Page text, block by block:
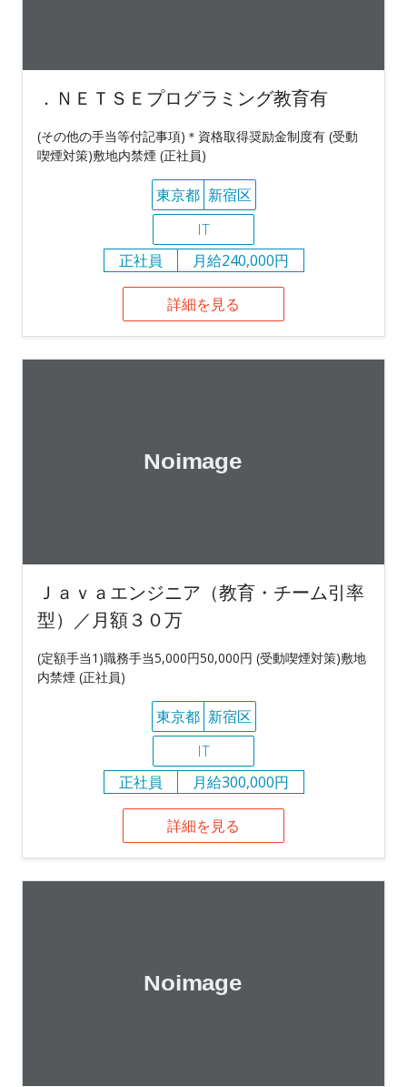
．ＮＥＴＳＥプログラミング教育有
(その他の手当等付記事項)＊資格取得奨励金制度有 (受動
喫煙対策)敷地内禁煙 (正社員)
東京都 新宿区
IT
正社員
月給240,000円
詳細を見る
Ｊａｖａエンジニア（教育・チーム引率
型）／月額３０万
(定額手当1)職務手当5,000円50,000円 (受動喫煙対策)敷地
内禁煙 (正社員)
東京都 新宿区
IT
正社員
月給300,000円
詳細を見る